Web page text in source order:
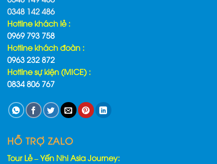
0348 142 486
Hotline khách lẻ :
0969 793 758
Hotline khách đoàn :
0963 232 872
Hotline sự kiện (MICE) :
0834 806 767
HỖ TRỢ ZALO
Tour Lẻ – Yến Nhi Asia Journey: